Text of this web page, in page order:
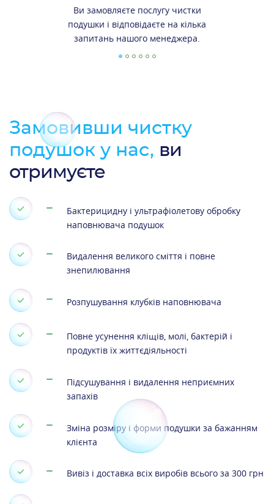
Ви замовляєте послугу чистки
подушки і відповідаєте на кілька
запитань нашого менеджера.
Замовивши чистку
подушок у нас, ви
отримуєте
Бактерицидну і ультрафіолетову обробку
наповнювача подушок
Видалення великого сміття і повне
знепилювання
Розпушування клубків наповнювача
Повне усунення кліщів, молі, бактерій і
продуктів їх життєдіяльності
Підсушування і видалення неприємних
запахів
Зміна розміру і форми подушки за бажанням
клієнта
Вивіз і доставка всіх виробів всього за 300 грн